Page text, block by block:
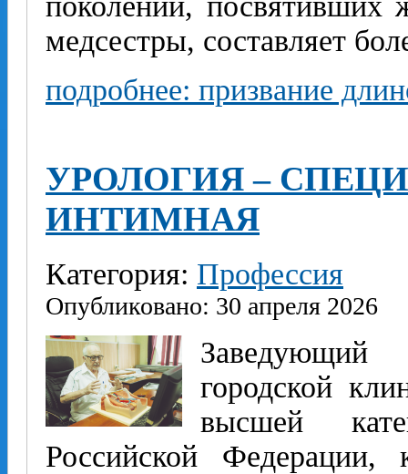
медсестры, составляет
подробнее: призвание
УРОЛОГИЯ –
ИНТИМНАЯ
Категория: Профессия
Опубликовано: 30 апреля 2026
Заведующий
городской
высшей
Российской